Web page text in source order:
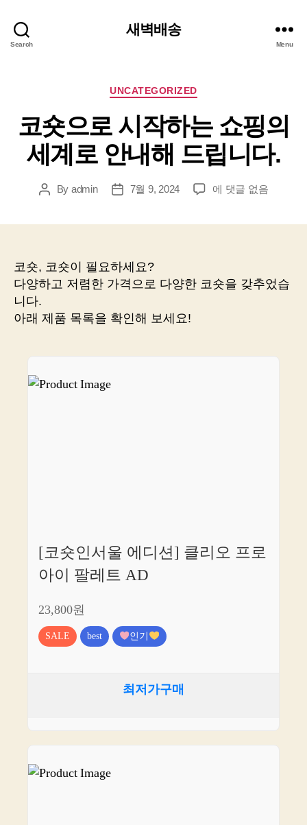
Search
새벽배송
Menu
Categories
UNCATEGORIZED
코숏으로 시작하는 쇼핑의
세계로 안내해 드립니다.
PostBy admin
Post7월 9, 2024
코
하
는
세
에 댓글 없음
코숏, 코숏이 필요하세요?
다양하고 저렴한 가격으로 다양한 코숏을 갖추었습
니다.
아래 제품 목록을 확인해 보세요!
[코숏인서울 에디션] 클리오 프로
아이 팔레트 AD
23,800원
SALE best 인기
최저가구매